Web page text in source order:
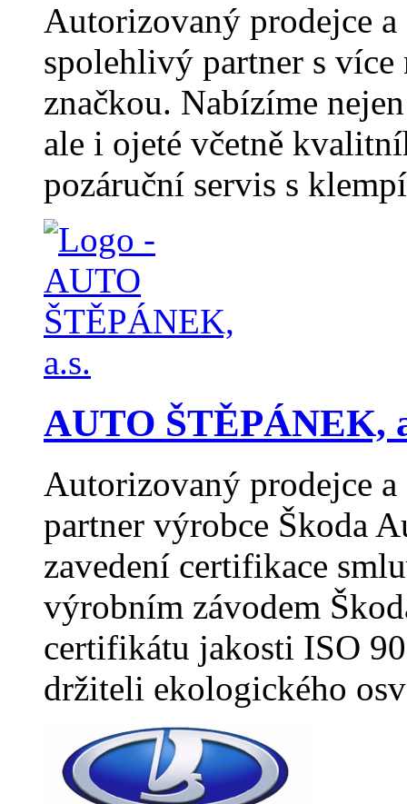
Autorizovaný prodejce
spolehlivý partner s více
značkou. Nabízíme
ale i ojeté včetně
pozáruční servis s
AUTO ŠTĚPÁNEK,
Autorizovaný prodejce
partner výrobce Škoda
zavedení certifikace
výrobním závodem
certifikátu jakosti ISO
držiteli ekologického